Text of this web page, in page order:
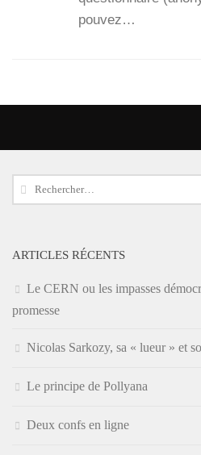
pou­vez…
Rechercher :
ARTICLES RÉCENTS
Le CERN ou les impasses
promesse
Nicolas Sarkozy, sa « lueur » et
Le principe de Pollyana
Deux confs en ligne